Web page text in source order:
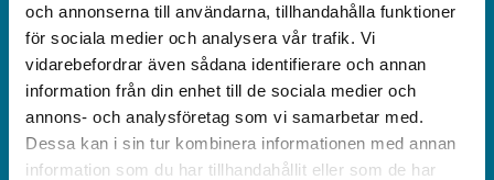
och annonserna till användarna, tillhandahålla funktioner
för sociala medier och analysera vår trafik. Vi
vidarebefordrar även sådana identifierare och annan
information från din enhet till de sociala medier och
annons- och analysföretag som vi samarbetar med.
Dessa kan i sin tur kombinera informationen med annan
information som du har tillhandahållit eller som de har
och obunden nyhets­­­tidning på kristen grund.
Ansvarig utgivare och chef­redaktör:
Jonas Adolfsson
© Världen idag AB